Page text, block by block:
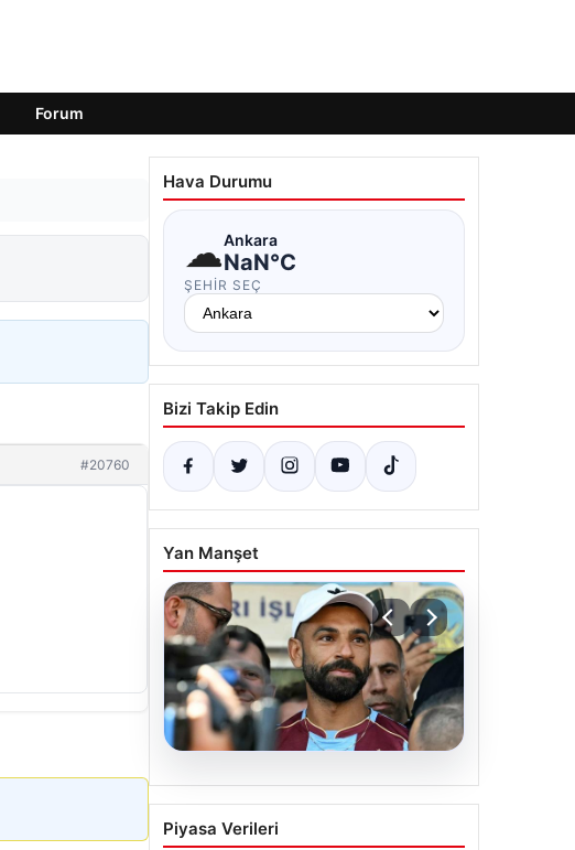
Forum
#20760
Hava Durumu
☁Ankara
NaN°C
ŞEHIR SEÇ
Bizi Takip Edin
Yan Manşet
06.08.2026
Salah’ın Trabzonspor
tercihi sonrası olay
Piyasa Verileri